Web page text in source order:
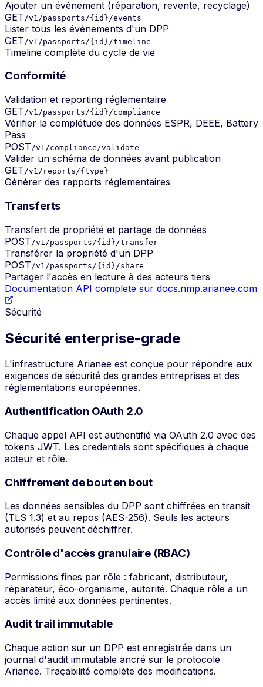
Ajouter un événement (réparation, revente, recyclage)
GET /v1/passports/{id}/events
Lister tous les événements d'un DPP
GET /v1/passports/{id}/timeline
Timeline complète du cycle de vie
Conformité
Validation et reporting réglementaire
GET/v1/passports/{id}/compliance
Vérifier la complétude des données ESPR, DEEE, Battery
Pass
POST/v1/compliance/validate
Valider un schéma de données avant publication
GET/v1/reports/{type}
Générer des rapports réglementaires
Transferts
Transfert de propriété et partage de données
POST /v1/passports/{id}/transfer
Transférer la propriété d'un DPP
POST /v1/passports/{id}/share
Partager l'accès en lecture à des acteurs tiers
Documentation API complete sur docs.nmp.arianee.com
Sécurité
Sécurité enterprise-grade
L'infrastructure Arianee est conçue pour répondre aux
exigences de sécurité des grandes entreprises et des
réglementations européennes.
Authentification OAuth 2.0
Chaque appel API est authentifié via OAuth 2.0 avec des
tokens JWT. Les credentials sont spécifiques à chaque
acteur et rôle.
Chiffrement de bout en bout
Les données sensibles du DPP sont chiffrées en transit
(TLS 1.3) et au repos (AES-256). Seuls les acteurs
autorisés peuvent déchiffrer.
Contrôle d'accès granulaire (RBAC)
Permissions fines par rôle : fabricant, distributeur,
réparateur, éco-organisme, autorité. Chaque rôle a un
accès limité aux données pertinentes.
Audit trail immutable
Chaque action sur un DPP est enregistrée dans un
journal d'audit immutable ancré sur le protocole
Arianee. Traçabilité complète des modifications.